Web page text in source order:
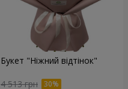
Букет "Ніжний відтінок"
4 513 грн